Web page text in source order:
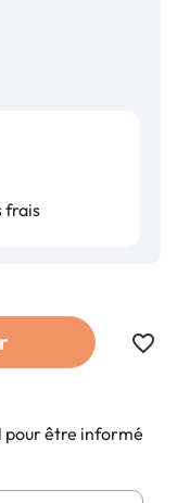
frais
favorite_border
pour être informé